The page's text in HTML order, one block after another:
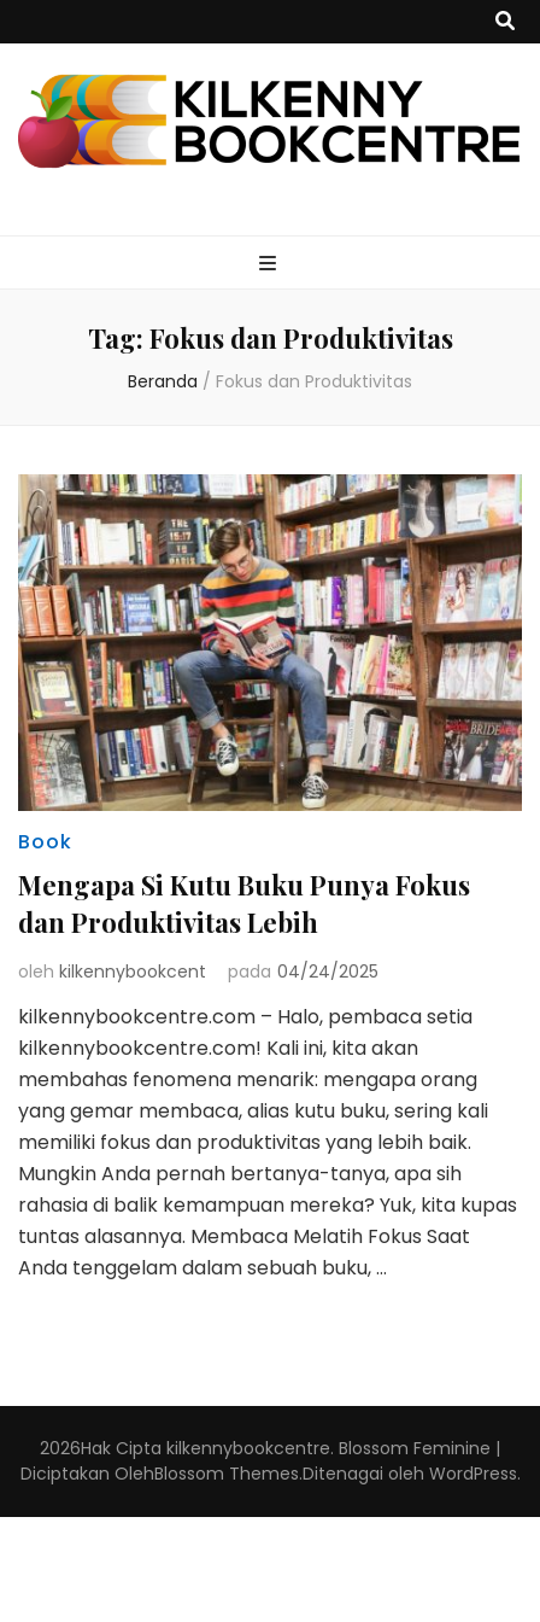
Tag: Fokus dan Produktivitas
Beranda / Fokus dan Produktivitas
Book
Mengapa Si Kutu Buku Punya Fokus
dan Produktivitas Lebih
oleh kilkennybookcent pada 04/24/2025
kilkennybookcentre.com – Halo, pembaca setia
kilkennybookcentre.com! Kali ini, kita akan
membahas fenomena menarik: mengapa orang
yang gemar membaca, alias kutu buku, sering kali
memiliki fokus dan produktivitas yang lebih baik.
Mungkin Anda pernah bertanya-tanya, apa sih
rahasia di balik kemampuan mereka? Yuk, kita kupas
tuntas alasannya. Membaca Melatih Fokus Saat
Anda tenggelam dalam sebuah buku, …
2026Hak Cipta kilkennybookcentre. Blossom Feminine |
Diciptakan OlehBlossom Themes.Ditenagai oleh WordPress.